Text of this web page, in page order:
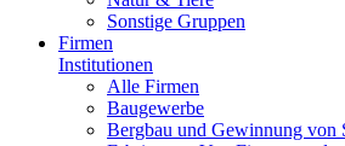
Sonstige Gruppen
Firmen
Institutionen
Alle Firmen
Baugewerbe
Bergbau und Gewinnung von